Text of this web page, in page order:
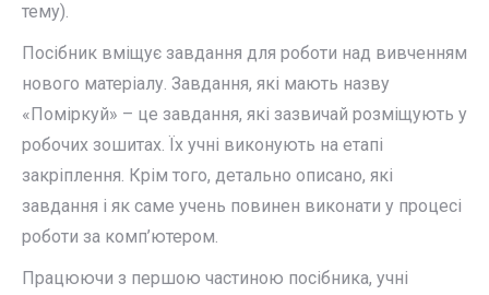
тему).
Посібник вміщує завдання для роботи над вивченням
нового матеріалу. Завдання, які мають назву
«Поміркуй» – це завдання, які зазвичай розміщують у
робочих зошитах. Їх учні виконують на етапі
закріплення. Крім того, детально описано, які
завдання і як саме учень повинен виконати у процесі
роботи за комп’ютером.
Працюючи з першою частиною посібника, учні